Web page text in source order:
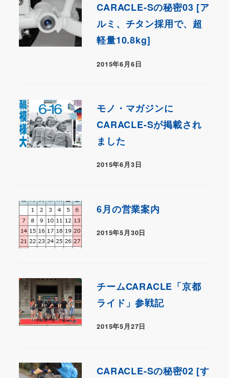
CARACLE-Sの秘密03 [ア
ルミ、チタン採用で、超
軽量10.8kg]
2015年6月6日
モノ・マガジンに
CARACLE-Sが掲載され
ました
2015年6月3日
6月の営業案内
2015年5月30日
チームCARACLE「京都
ライド」参戦記
2015年5月27日
CARACLE-Sの秘密02 [す